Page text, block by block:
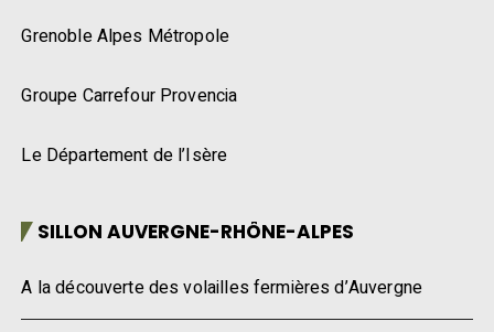
Grenoble Alpes Métropole
Groupe Carrefour Provencia
Le Département de l’Isère
SILLON AUVERGNE-RHÔNE-ALPES
A la découverte des volailles fermières d’Auvergne